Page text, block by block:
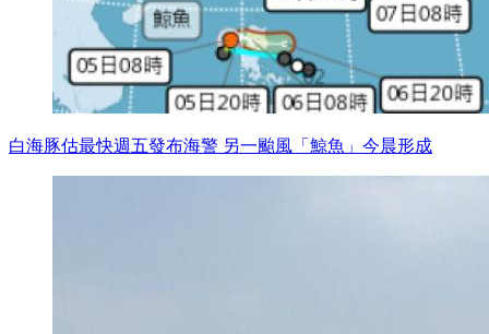
白海豚估最快週五發布海警 另一颱風「鯨魚」今晨形成